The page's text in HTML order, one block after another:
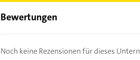
Bewertungen
Noch keine Rezensionen für dieses